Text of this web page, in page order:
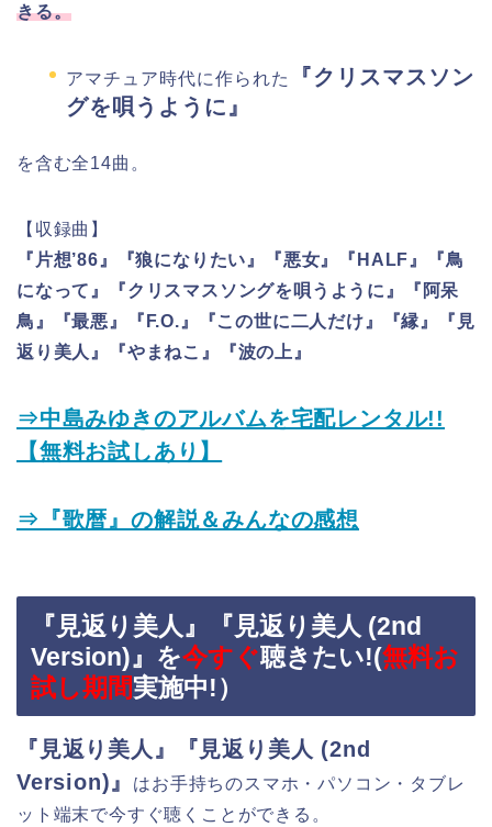
きる。
アマチュア時代に作られた
『クリスマスソン
グを唄うように』
を含む全14曲。
【収録曲】
『片想’86』『狼になりたい』『悪女』『HALF』『鳥
になって』『クリスマスソングを唄うように』『阿呆
鳥』『最悪』『F.O.』『この世に二人だけ』『縁』『見
返り美人』『やまねこ』『波の上』
⇒中島みゆきのアルバムを宅配レンタル!!
【無料お試しあり】
⇒『歌暦』の解説＆みんなの感想
『見返り美人』『見返り美人 (2nd
Version)』を今すぐ聴きたい!(無料お
試し期間実施中!）
『見返り美人』『見返り美人 (2nd
Version)』
はお手持ちのスマホ・パソコン・タブレ
ット端末で今すぐ聴くことができる。